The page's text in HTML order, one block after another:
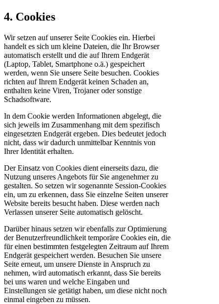
4. Cookies
Wir setzen auf unserer Seite Cookies ein. Hierbei
handelt es sich um kleine Dateien, die Ihr Browser
automatisch erstellt und die auf Ihrem Endgerät
(Laptop, Tablet, Smartphone o.ä.) gespeichert
werden, wenn Sie unsere Seite besuchen. Cookies
richten auf Ihrem Endgerät keinen Schaden an,
enthalten keine Viren, Trojaner oder sonstige
Schadsoftware.
In dem Cookie werden Informationen abgelegt, die
sich jeweils im Zusammenhang mit dem spezifisch
eingesetzten Endgerät ergeben. Dies bedeutet jedoch
nicht, dass wir dadurch unmittelbar Kenntnis von
Ihrer Identität erhalten.
Der Einsatz von Cookies dient einerseits dazu, die
Nutzung unseres Angebots für Sie angenehmer zu
gestalten. So setzen wir sogenannte Session-Cookies
ein, um zu erkennen, dass Sie einzelne Seiten unserer
Website bereits besucht haben. Diese werden nach
Verlassen unserer Seite automatisch gelöscht.
Darüber hinaus setzen wir ebenfalls zur Optimierung
der Benutzerfreundlichkeit temporäre Cookies ein, die
für einen bestimmten festgelegten Zeitraum auf Ihrem
Endgerät gespeichert werden. Besuchen Sie unsere
Seite erneut, um unsere Dienste in Anspruch zu
nehmen, wird automatisch erkannt, dass Sie bereits
bei uns waren und welche Eingaben und
Einstellungen sie getätigt haben, um diese nicht noch
einmal eingeben zu müssen.